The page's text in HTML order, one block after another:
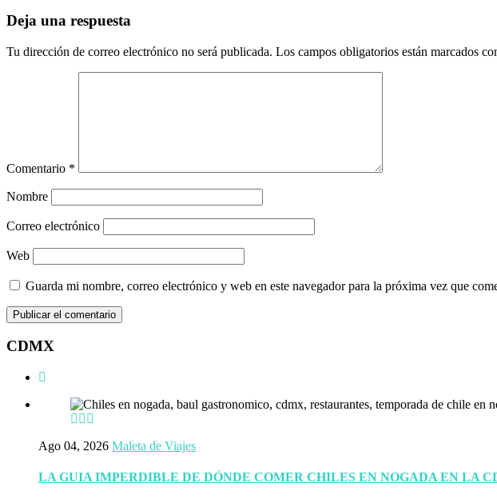
Deja una respuesta
Tu dirección de correo electrónico no será publicada. Los campos obligatorios están marcados
Comentario *
Nombre
Correo electrónico
Web
Guarda mi nombre, correo electrónico y web en este navegador para la próxima vez que
CDMX
Ago 04, 2026 Maleta de Viajes
LA GUIA IMPERDIBLE DE DÓNDE COMER CHILES EN NOGADA EN LA